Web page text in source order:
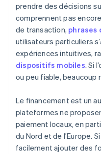
prendre des décisions
comprennent pas
de transaction, phrases
utilisateurs particuliers
expériences intuitives,
dispositifs mobiles. Si
ou peu fiable, beaucoup
Le financement est un
plateformes ne
paiement locaux, en
du Nord et de l’Europe.
facilement ajouter des